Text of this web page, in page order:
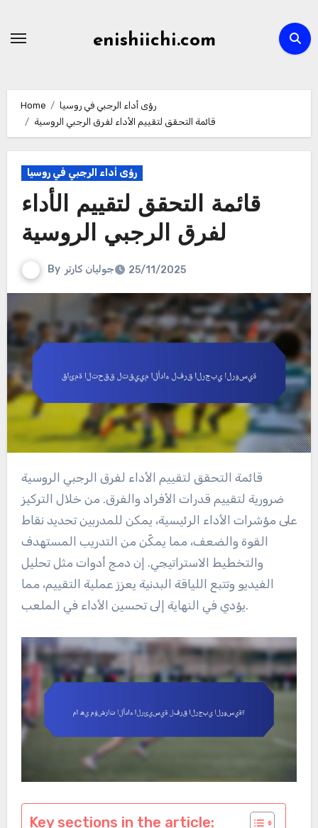
enishiichi.com
Home
رؤى أداء الرجبي في روسيا
قائمة التحقق لتقييم الأداء لفرق الرجبي الروسية
رؤى أداء الرجبي في روسيا
قائمة التحقق لتقييم الأداء
لفرق الرجبي الروسية
By جوليان كارتر 25/11/2025
قائمة التحقق لتقييم الأداء لفرق الرجبي الروسية
ضرورية لتقييم قدرات الأفراد والفرق. من خلال التركيز
على مؤشرات الأداء الرئيسية، يمكن للمدربين تحديد نقاط
القوة والضعف، مما يمكّن من التدريب المستهدف
والتخطيط الاستراتيجي. إن دمج أدوات مثل تحليل
الفيديو وتتبع اللياقة البدنية يعزز عملية التقييم، مما
يؤدي في النهاية إلى تحسين الأداء في الملعب.
Key sections in the article: